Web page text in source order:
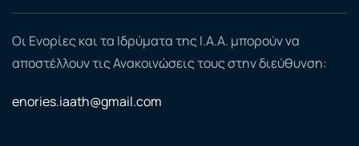
Οι Ενορίες και τα Ιδρύματα της Ι.Α.Α. μπορούν να
αποστέλλουν τις Ανακοινώσεις τους στην διεύθυνση:
enories.iaath@gmail.com